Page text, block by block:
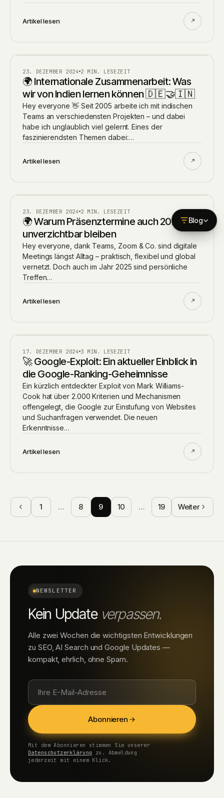
Blog
Artikel lesen
BLOG
23. DEZEMBER 2024 2 MIN. LESEZEIT
🌍 Internationale Zusammenarbeit: Was
wir von Indien lernen können 🇩🇪🤝🇮🇳
Hey everyone 👋 Seit 2005 arbeite ich mit indischen
Teams an verschiedensten Projekten – und dabei
habe ich unglaublich viel gelernt. Eines der
faszinierendsten Themen dabei:…
Artikel lesen
BLOG
23. DEZEMBER 2024 2 MIN. LESEZEIT
🌍 Warum Präsenztermine auch 2025
unverzichtbar bleiben
Hey everyone, dank Teams, Zoom & Co. sind digitale
Meetings längst Alltag – praktisch, flexibel und global
vernetzt. Doch auch im Jahr 2025 sind persönliche
Treffen…
Artikel lesen
BLOG
17. DEZEMBER 2024 3 MIN. LESEZEIT
🚀 Google-Exploit: Ein aktueller Einblick in
die Google-Ranking-Geheimnisse
Ein kürzlich entdeckter Exploit von Mark Williams-
Cook hat über 2.000 Kriterien und Mechanismen
offengelegt, die Google zur Einstufung von Websites
und Suchanfragen verwendet. Die neuen
Erkenntnisse…
Artikel lesen
1 … 8 9 10 … 19 Weiter
NEWSLETTER
Kein Update verpassen.
Alle zwei Wochen die wichtigsten Entwicklungen
zu SEO, AI Search und Google Updates —
kompakt, ehrlich, ohne Spam.
Abonnieren
Mit dem Abonnieren stimmen Sie unserer
Datenschutzerklärung
zu. Abmeldung
jederzeit mit einem Klick.